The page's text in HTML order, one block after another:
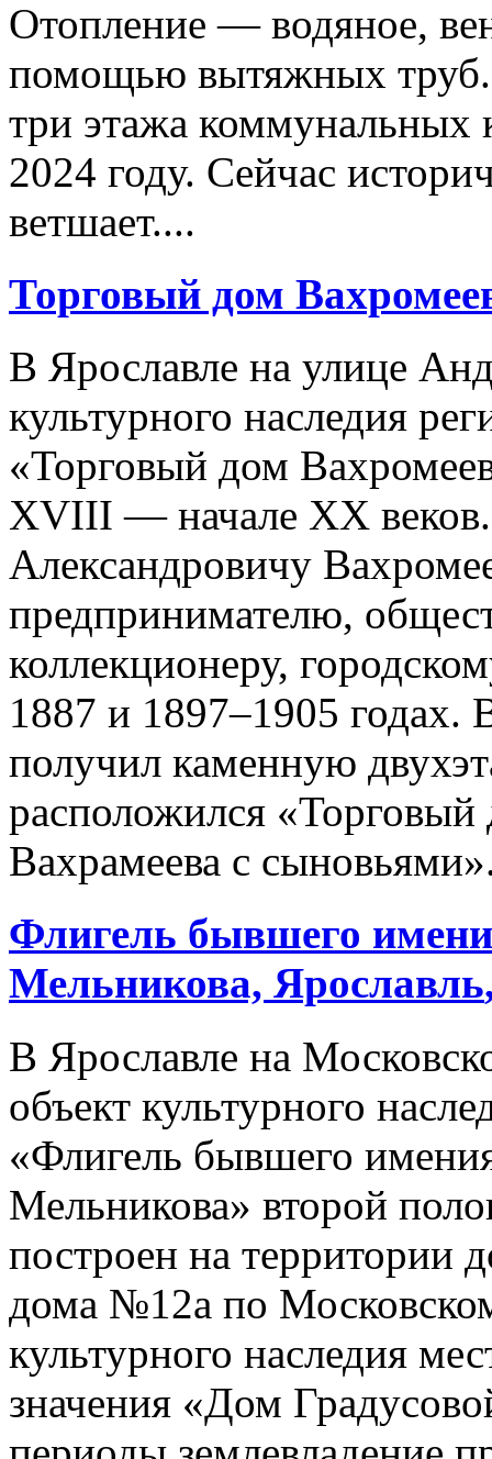
Отопление — водяное,
помощью вытяжных труб.
три этажа коммунальных
2024 году. Сейчас
ветшает....
Торговый дом
В Ярославле на улице
культурного наследия
«Торговый дом
XVIII — начале XX
Александровичу
предпринимателю,
коллекционеру,
1887 и 1897–1905 годах.
получил каменную
расположился
Вахрамеева с
Флигель бывшего
Мельникова, Ярославль
В Ярославле на
объект культурного
«Флигель бывшего
Мельникова» второй
построен на территории
дома №12а по
культурного наследия
значения «Дом